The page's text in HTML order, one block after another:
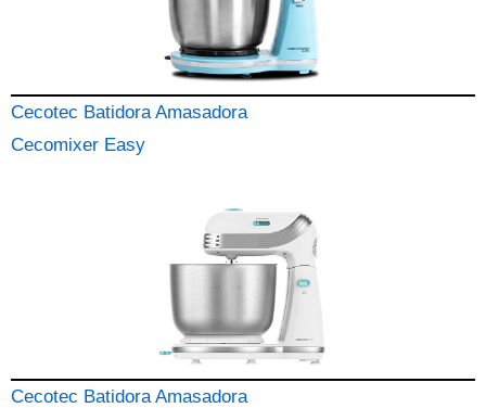
Cecotec Batidora Amasadora
Cecomixer Easy
Cecotec Batidora Amasadora